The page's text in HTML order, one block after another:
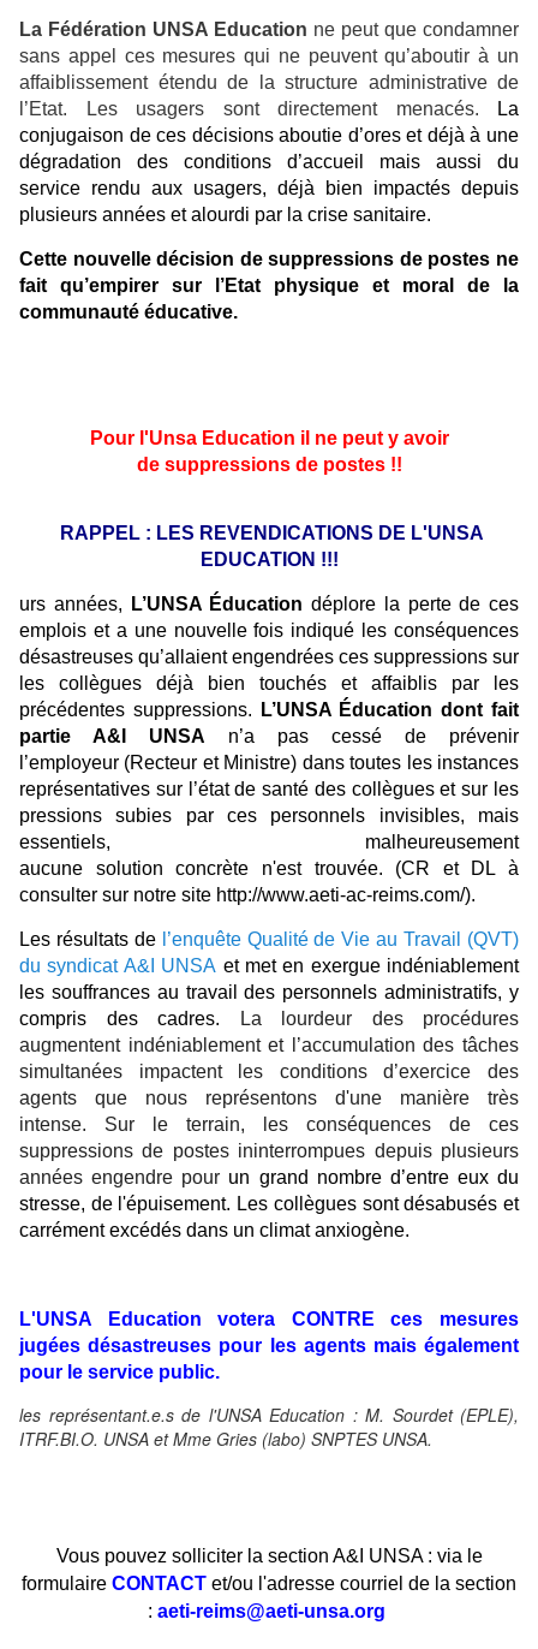
La Fédération UNSA Education ne peut que condamner
sans appel ces mesures qui ne peuvent qu’aboutir à un
affaiblissement étendu de la structure administrative de
l’Etat. Les usagers sont directement menacés.
La
conjugaison de ces décisions aboutie d’ores et déjà à une
dégradation des conditions d’accueil mais aussi du
service rendu aux usagers, déjà bien impactés depuis
plusieurs années et alourdi par la crise sanitaire.
Cette nouvelle décision de suppressions de postes ne
fait qu’empirer sur l’Etat physique et moral de la
communauté éducative.
Pour l'Unsa Education il ne peut y avoir
de suppressions de postes !!
RAPPEL : LES REVENDICATIONS DE L'UNSA
EDUCATION !!!
urs années, L’UNSA Éducation déplore la perte de ces
emplois et a une nouvelle fois indiqué les conséquences
désastreuses qu’allaient engendrées ces suppressions sur
les collègues déjà bien touchés et affaiblis par les
précédentes suppressions.
L’UNSA Éducation dont fait
partie A&I UNSA n’a pas cessé de prévenir
l’employeur (Recteur et Ministre) dans toutes les instances
représentatives sur l’état de santé des collègues etsur les
pressions subies par ces personnels invisibles, mais
essentiels, malheureusement
aucune solutionconcrète n'est trouvée. (CR et DL à
consulter sur notre site http://www.aeti-ac-reims.com/).
Les résultats de l’enquête Qualité de Vie au Travail (QVT)
du syndicat A&I UNSA et met en exergue indéniablement
les souffrances au travail des personnels administratifs, y
compris des cadres. La lourdeur des procédures
augmentent indéniablement et l’accumulation des tâches
simultanées impactent les conditions d’exercice des
agents que nous représentons d'une manière très
intense. Sur le terrain, les conséquences de ces
suppressions de postes ininterrompues depuis plusieurs
années engendre pour un grand nombre d’entre eux du
stresse, de l'épuisement. Les collègues sont désabusés et
carrément excédés dans un climat anxiogène.
L'UNSA Education votera CONTRE ces mesures
jugées désastreuses pour les agents mais également
pour le service public.
les représentant.e.s de l'UNSA Education : M. Sourdet (EPLE),
ITRF.BI.O. UNSA et Mme Gries (labo) SNPTES UNSA.
Vous pouvez solliciter la section A&I UNSA : via le
formulaire CONTACT et/ou l'adresse courriel de la section
: aeti-reims@aeti-unsa.org